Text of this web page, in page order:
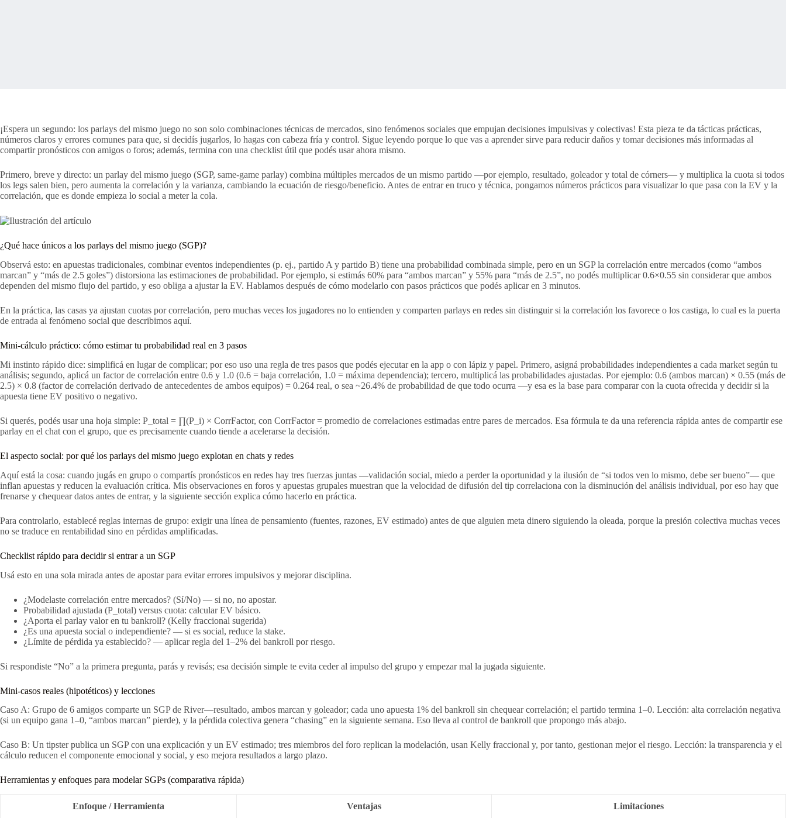
¡Espera un segundo: los parlays del mismo juego no son solo combinaciones técnicas de mercados, sino fenómenos sociales que empujan decisiones impulsivas y colectivas! Esta pieza te da tácticas prácticas,
números claros y errores comunes para que, si decidís jugarlos, lo hagas con cabeza fría y control. Sigue leyendo porque lo que vas a aprender sirve para reducir daños y tomar decisiones más informadas al
compartir pronósticos con amigos o foros; además, termina con una checklist útil que podés usar ahora mismo.
Primero, breve y directo: un parlay del mismo juego (SGP, same-game parlay) combina múltiples mercados de un mismo partido —por ejemplo, resultado, goleador y total de córners— y multiplica la cuota si todos
los legs salen bien, pero aumenta la correlación y la varianza, cambiando la ecuación de riesgo/beneficio. Antes de entrar en truco y técnica, pongamos números prácticos para visualizar lo que pasa con la EV y la
correlación, que es donde empieza lo social a meter la cola.
¿Qué hace únicos a los parlays del mismo juego (SGP)?
Observá esto: en apuestas tradicionales, combinar eventos independientes (p. ej., partido A y partido B) tiene una probabilidad combinada simple, pero en un SGP la correlación entre mercados (como “ambos
marcan” y “más de 2.5 goles”) distorsiona las estimaciones de probabilidad. Por ejemplo, si estimás 60% para “ambos marcan” y 55% para “más de 2.5”, no podés multiplicar 0.6×0.55 sin considerar que ambos
dependen del mismo flujo del partido, y eso obliga a ajustar la EV. Hablamos después de cómo modelarlo con pasos prácticos que podés aplicar en 3 minutos.
En la práctica, las casas ya ajustan cuotas por correlación, pero muchas veces los jugadores no lo entienden y comparten parlays en redes sin distinguir si la correlación los favorece o los castiga, lo cual es la puerta
de entrada al fenómeno social que describimos aquí.
Mini-cálculo práctico: cómo estimar tu probabilidad real en 3 pasos
Mi instinto rápido dice: simplificá en lugar de complicar; por eso uso una regla de tres pasos que podés ejecutar en la app o con lápiz y papel. Primero, asigná probabilidades independientes a cada market según tu
análisis; segundo, aplicá un factor de correlación entre 0.6 y 1.0 (0.6 = baja correlación, 1.0 = máxima dependencia); tercero, multiplicá las probabilidades ajustadas. Por ejemplo: 0.6 (ambos marcan) × 0.55 (más de
2.5) × 0.8 (factor de correlación derivado de antecedentes de ambos equipos) = 0.264 real, o sea ~26.4% de probabilidad de que todo ocurra —y esa es la base para comparar con la cuota ofrecida y decidir si la
apuesta tiene EV positivo o negativo.
Si querés, podés usar una hoja simple: P_total = ∏(P_i) × CorrFactor, con CorrFactor = promedio de correlaciones estimadas entre pares de mercados. Esa fórmula te da una referencia rápida antes de compartir ese
parlay en el chat con el grupo, que es precisamente cuando tiende a acelerarse la decisión.
El aspecto social: por qué los parlays del mismo juego explotan en chats y redes
Aquí está la cosa: cuando jugás en grupo o compartís pronósticos en redes hay tres fuerzas juntas —validación social, miedo a perder la oportunidad y la ilusión de “si todos ven lo mismo, debe ser bueno”— que
inflan apuestas y reducen la evaluación crítica. Mis observaciones en foros y apuestas grupales muestran que la velocidad de difusión del tip correlaciona con la disminución del análisis individual, por eso hay que
frenarse y chequear datos antes de entrar, y la siguiente sección explica cómo hacerlo en práctica.
Para controlarlo, establecé reglas internas de grupo: exigir una línea de pensamiento (fuentes, razones, EV estimado) antes de que alguien meta dinero siguiendo la oleada, porque la presión colectiva muchas veces
no se traduce en rentabilidad sino en pérdidas amplificadas.
Checklist rápido para decidir si entrar a un SGP
Usá esto en una sola mirada antes de apostar para evitar errores impulsivos y mejorar disciplina.
¿Modelaste correlación entre mercados? (Sí/No) — si no, no apostar.
Probabilidad ajustada (P_total) versus cuota: calcular EV básico.
¿Aporta el parlay valor en tu bankroll? (Kelly fraccional sugerida)
¿Es una apuesta social o independiente? — si es social, reduce la stake.
¿Límite de pérdida ya establecido? — aplicar regla del 1–2% del bankroll por riesgo.
Si respondiste “No” a la primera pregunta, parás y revisás; esa decisión simple te evita ceder al impulso del grupo y empezar mal la jugada siguiente.
Mini-casos reales (hipotéticos) y lecciones
Caso A: Grupo de 6 amigos comparte un SGP de River—resultado, ambos marcan y goleador; cada uno apuesta 1% del bankroll sin chequear correlación; el partido termina 1–0. Lección: alta correlación negativa
(si un equipo gana 1–0, “ambos marcan” pierde), y la pérdida colectiva genera “chasing” en la siguiente semana. Eso lleva al control de bankroll que propongo más abajo.
Caso B: Un tipster publica un SGP con una explicación y un EV estimado; tres miembros del foro replican la modelación, usan Kelly fraccional y, por tanto, gestionan mejor el riesgo. Lección: la transparencia y el
cálculo reducen el componente emocional y social, y eso mejora resultados a largo plazo.
Herramientas y enfoques para modelar SGPs (comparativa rápida)
Enfoque / Herramienta Ventajas Limitaciones